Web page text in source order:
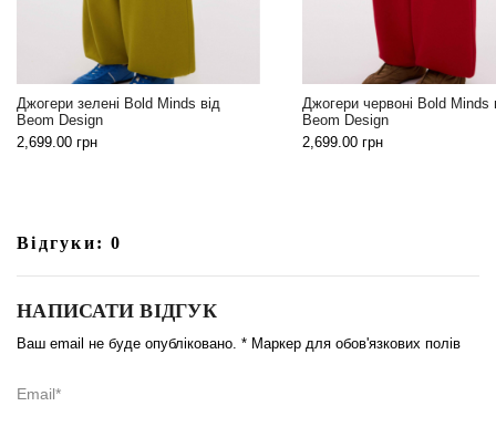
Джогери червоні Bold Minds від
Beom Design
2,699.00 грн
Beom Design
2,999.00грн
Відгуки: 0
НАПИСАТИ ВІДГУК
Ваш email не буде опубліковано. * Маркер для обов'язкових полів
Email*